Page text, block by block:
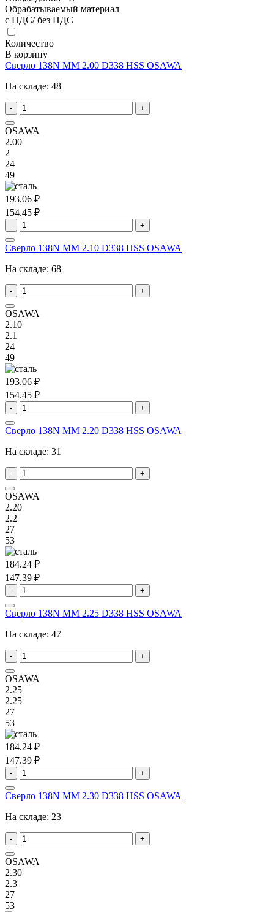
Обрабатываемый материал
с НДС/ без НДС
Количество
В корзину
Сверло 138N MM 2.00 D338 HSS OSAWA
На складе: 48
- +
OSAWA
2.00
2
24
49
193.06 ₽
154.45 ₽
- +
Сверло 138N MM 2.10 D338 HSS OSAWA
На складе: 68
- +
OSAWA
2.10
2.1
24
49
193.06 ₽
154.45 ₽
- +
Сверло 138N MM 2.20 D338 HSS OSAWA
На складе: 31
- +
OSAWA
2.20
2.2
27
53
184.24 ₽
147.39 ₽
- +
Сверло 138N MM 2.25 D338 HSS OSAWA
На складе: 47
- +
OSAWA
2.25
2.25
27
53
184.24 ₽
147.39 ₽
- +
Сверло 138N MM 2.30 D338 HSS OSAWA
На складе: 23
- +
OSAWA
2.30
2.3
27
53